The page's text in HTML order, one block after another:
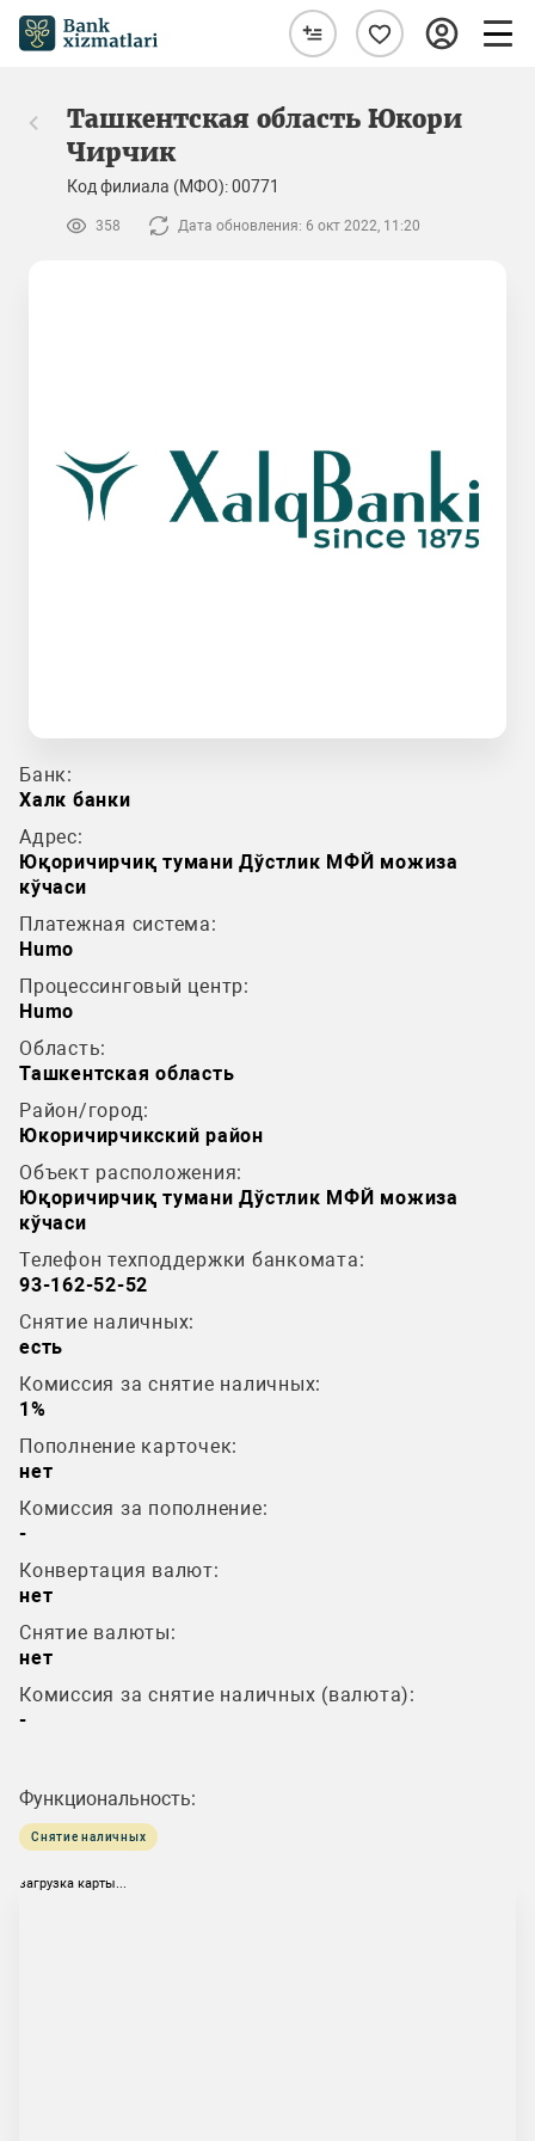
Ташкентская область Юкори
Чирчик
Код филиала (МФО): 00771
358 Дата обновления: 6 окт 2022, 11:20
Банк:
Халк банки
Адрес:
Юқоричирчиқ тумани Дўстлик МФЙ можиза
кўчаси
Платежная система:
Humo
Процессинговый центр:
Humo
Область:
Ташкентская область
Район/город:
Юкоричирчикский район
Объект расположения:
Юқоричирчиқ тумани Дўстлик МФЙ можиза
кўчаси
Телефон техподдержки банкомата:
93-162-52-52
Снятие наличных:
есть
Комиссия за снятие наличных:
1%
Пополнение карточек:
нет
Комиссия за пополнение:
-
Конвертация валют:
нет
Снятие валюты:
нет
Комиссия за снятие наличных (валюта):
-
Функциональность:
Снятие наличных
загрузка карты...